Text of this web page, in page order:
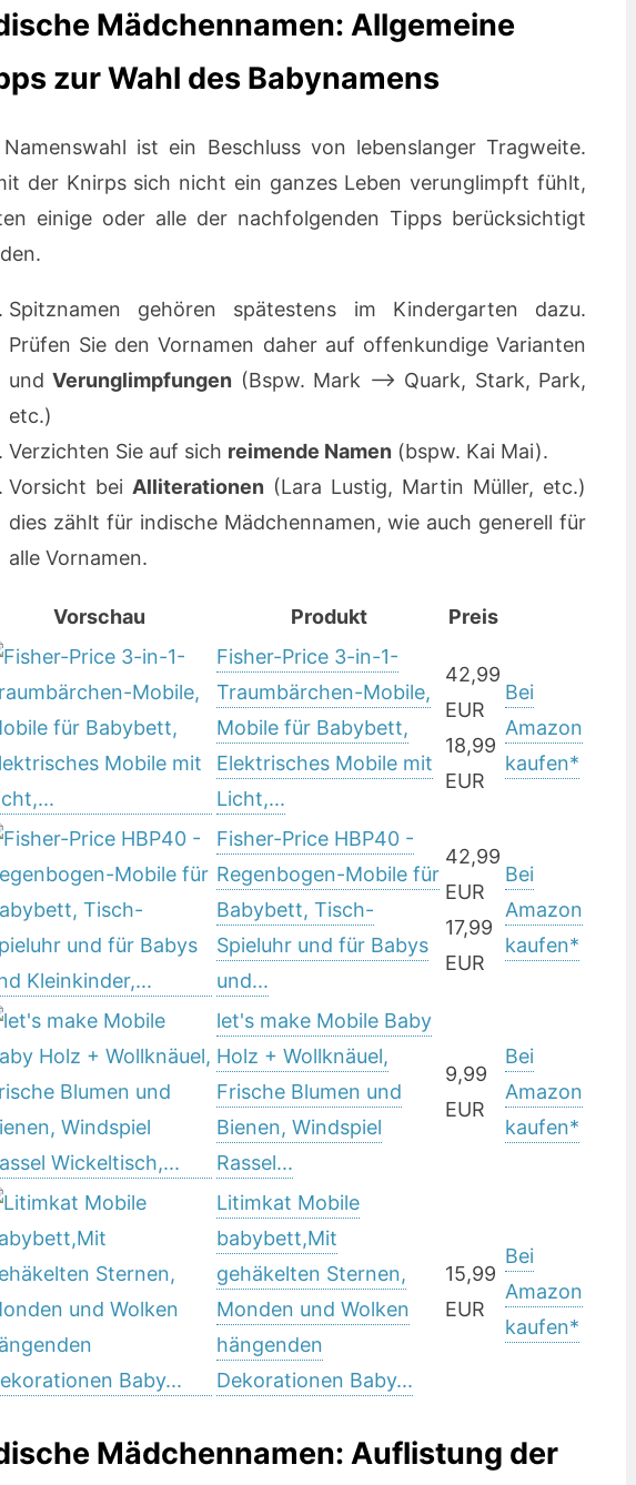
Mädchennamen: Allgemeine
zur Wahl des Babynamens
Namenswahl ist ein Beschluss von lebenslanger Tragweite.
der Knirps sich nicht ein ganzes Leben verunglimpft fühlt,
einige oder alle der nachfolgenden Tipps berücksichtigt
Spitznamen gehören spätestens im Kindergarten dazu.
Prüfen Sie den Vornamen daher auf offenkundige Varianten
undVerunglimpfungen (Bspw. Mark –> Quark, Stark, Park,
etc.)
Verzichten Sie auf sich reimende Namen (bspw. Kai Mai).
Vorsicht bei Alliterationen (Lara Lustig, Martin Müller, etc.)
dies zählt für indische Mädchennamen, wie auch generell für
alle Vornamen.
Vorschau Produkt Preis
Fisher-Price 3-in-1-
Traumbärchen-Mobile,
Mobile für Babybett,
Elektrisches Mobile mit
Licht,...
42,99
EUR
18,99
EUR
Bei
Amazon
kaufen*
Fisher-Price HBP40 -
Regenbogen-Mobile für
Babybett, Tisch-
Spieluhr und für Babys
und...
42,99
EUR
17,99
EUR
Bei
Amazon
kaufen*
let's make Mobile Baby
Holz + Wollknäuel,
Frische Blumen und
Bienen, Windspiel
Rassel...
9,99
EUR
Bei
Amazon
kaufen*
Litimkat Mobile
babybett,Mit
gehäkelten Sternen,
Monden und Wolken
hängenden
Dekorationen Baby...
15,99
EUR
Bei
Amazon
kaufen*
Mädchennamen: Auflistung der